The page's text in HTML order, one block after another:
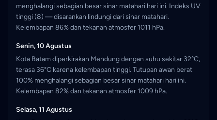
menghalangi sebagian besar sinar matahari hari ini. Indeks UV
tinggi (8) — disarankan lindungi dari sinar matahari.
Kelembapan 86% dan tekanan atmosfer 1011 hPa.
Senin, 10 Agustus
Kota Batam diperkirakan Mendung dengan suhu sekitar 32°C,
terasa 36°C karena kelembapan tinggi. Tutupan awan berat
100% menghalangi sebagian besar sinar matahari hari ini.
Kelembapan 82% dan tekanan atmosfer 1009 hPa.
Selasa, 11 Agustus